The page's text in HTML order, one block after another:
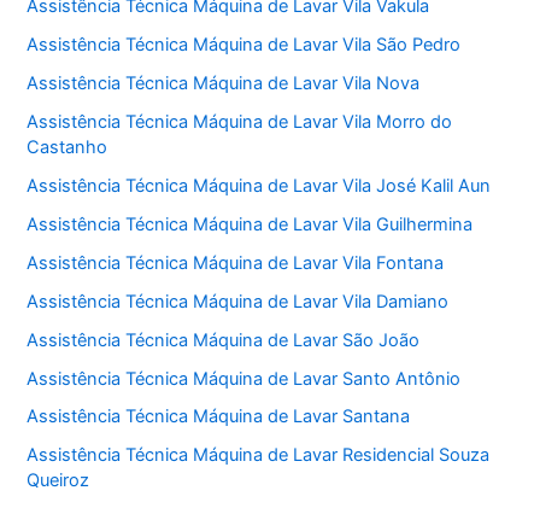
Assistência Técnica Máquina de Lavar Vila Vakula
Assistência Técnica Máquina de Lavar Vila São Pedro
Assistência Técnica Máquina de Lavar Vila Nova
Assistência Técnica Máquina de Lavar Vila Morro do
Castanho
Assistência Técnica Máquina de Lavar Vila José Kalil Aun
Assistência Técnica Máquina de Lavar Vila Guilhermina
Assistência Técnica Máquina de Lavar Vila Fontana
Assistência Técnica Máquina de Lavar Vila Damiano
Assistência Técnica Máquina de Lavar São João
Assistência Técnica Máquina de Lavar Santo Antônio
Assistência Técnica Máquina de Lavar Santana
Assistência Técnica Máquina de Lavar Residencial Souza
Queiroz